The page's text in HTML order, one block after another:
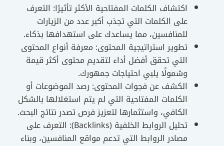
اكتشاف الكلمات المفتاحية الأكثر تأثيرًا: التعرف
على الكلمات التي تجذب أكبر عدد من الزيارات
للمنافسين، مما يساعدك على استهدافها بذكاء.
تطوير استراتيجية المحتوى: معرفة أنواع المحتوى
التي تحقق أفضل أداء لتقديم محتوى أكثر قيمة
وشمولًا يلبي احتياجات جمهورك.
الكشف عن فجوات المحتوى: رصد الموضوعات أو
الكلمات المفتاحية التي لم يتم استغلالها بالشكل
الكافي، واستثمارها لتعزيز فرص تصدر نتائج البحث.
تحليل الروابط الخلفية (Backlinks): التعرف على
مصادر الروابط التي تدعم مواقع المنافسين، وبناء